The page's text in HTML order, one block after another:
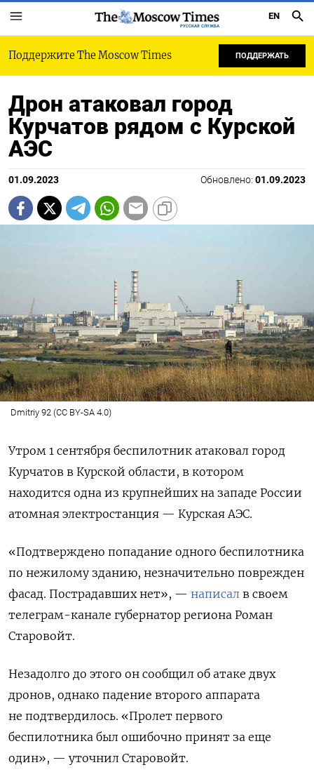
РУССКАЯ СЛУЖБА
EN
Поддержите The Moscow Times ПОДДЕРЖАТЬ
Дрон атаковал город
Курчатов рядом с Курской
АЭС
01.09.2023 Обновлено: 01.09.2023
Dmitriy 92 (CC BY-SA 4.0)
Утром 1 сентября беспилотник атаковал город
Курчатов в Курской области, в котором
находится одна из крупнейших на западе России
атомная электростанция — Курская АЭС.
«Подтверждено попадание одного беспилотника
по нежилому зданию, незначительно поврежден
фасад. Пострадавших нет», — написал в своем
телеграм-канале губернатор региона Роман
Старовойт.
Незадолго до этого он сообщил об атаке двух
дронов, однако падение второго аппарата
не подтвердилось. «Пролет первого
беспилотника был ошибочно принят за еще
один», — уточнил Старовойт.